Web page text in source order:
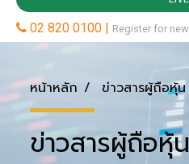
หน้าหลัก ข่าวสารผู้ถือหุ้น
ข่าวสารผู้ถือหุ้น